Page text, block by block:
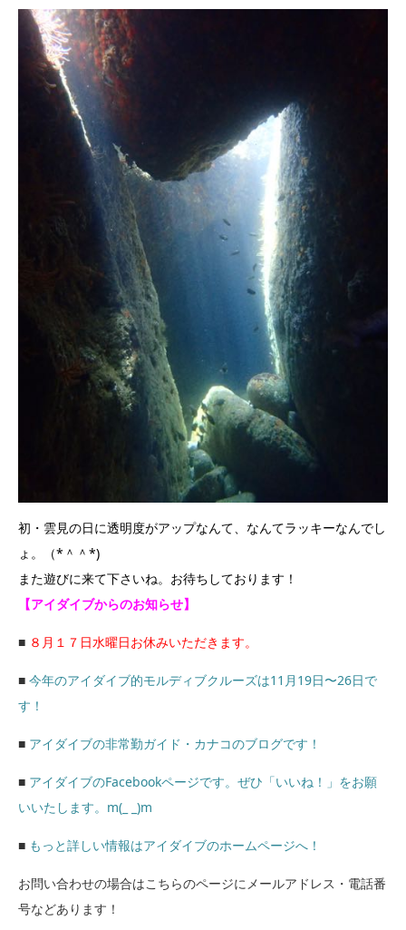
初・雲見の日に透明度がアップなんて、なんてラッキーなんでし
ょ。（*＾＾*)
また遊びに来て下さいね。お待ちしております！
【アイダイブからのお知らせ】
■ ８月１７日水曜日お休みいただきます。
■ 今年のアイダイブ的モルディブクルーズは11月19日〜26日で
す！
■ アイダイブの非常勤ガイド・カナコのブログです！
■ アイダイブのFacebookページです。ぜひ「いいね！」をお願
いいたします。m(_ _)m
■ もっと詳しい情報はアイダイブのホームページへ！
お問い合わせの場合はこちらのページにメールアドレス・電話番
号などあります！